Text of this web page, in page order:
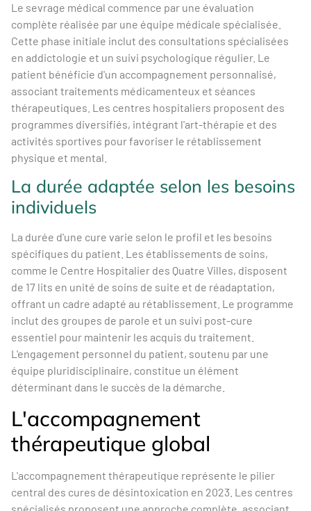
Le sevrage médical commence par une évaluation
complète réalisée par une équipe médicale spécialisée.
Cette phase initiale inclut des consultations spécialisées
en addictologie et un suivi psychologique régulier. Le
patient bénéficie d'un accompagnement personnalisé,
associant traitements médicamenteux et séances
thérapeutiques. Les centres hospitaliers proposent des
programmes diversifiés, intégrant l'art-thérapie et des
activités sportives pour favoriser le rétablissement
physique et mental.
La durée adaptée selon les besoins
individuels
La durée d'une cure varie selon le profil et les besoins
spécifiques du patient. Les établissements de soins,
comme le Centre Hospitalier des Quatre Villes, disposent
de 17 lits en unité de soins de suite et de réadaptation,
offrant un cadre adapté au rétablissement. Le programme
inclut des groupes de parole et un suivi post-cure
essentiel pour maintenir les acquis du traitement.
L'engagement personnel du patient, soutenu par une
équipe pluridisciplinaire, constitue un élément
déterminant dans le succès de la démarche.
L'accompagnement
thérapeutique global
L'accompagnement thérapeutique représente le pilier
central des cures de désintoxication en 2023. Les centres